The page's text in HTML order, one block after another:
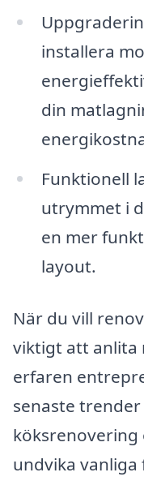
installera
din
Funktionell
utrymmet i
en mer
layout.
När du vill
viktigt att anlita
erfaren
senaste
köksrenovering
undvika vanliga